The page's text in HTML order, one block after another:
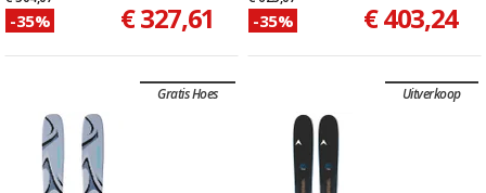
-35% € 327,61 -35% € 403,24
Gratis Hoes Uitverkoop